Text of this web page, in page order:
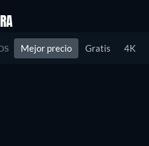
Mejor precio Gratis 4K